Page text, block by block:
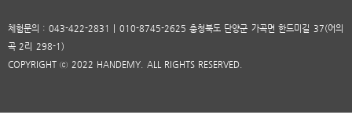
체험문의 : 043-422-2831 | 010-8745-2625 충청북도 단양군 가곡면 한드미길 37(어의
곡 2리 298-1)
COPYRIGHT ⓒ 2022 HANDEMY. ALL RIGHTS RESERVED.